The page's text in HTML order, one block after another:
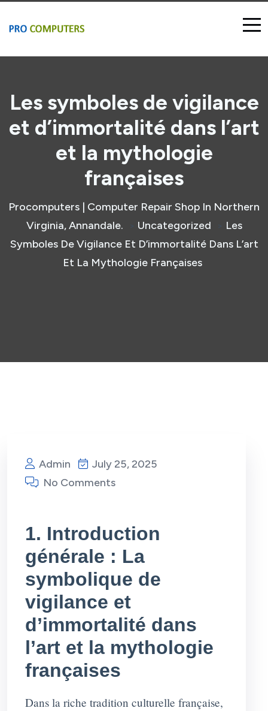
Les symboles de vigilance
et d’immortalité dans l’art
et la mythologie
françaises
Procomputers | Computer Repair Shop In Northern
Virginia, Annandale.
> Uncategorized > Les
Symboles De Vigilance Et D’immortalité Dans L’art
Et La Mythologie Françaises
Admin
July 25, 2025
No Comments
1. Introduction
générale : La
symbolique de
vigilance et
d’immortalité dans
l’art et la mythologie
françaises
Dans la riche tradition culturelle française,